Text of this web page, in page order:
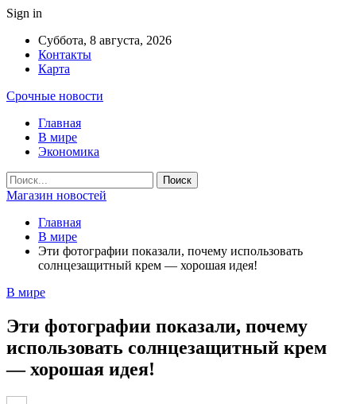
Sign in
Суббота, 8 августа, 2026
Контакты
Карта
Срочные новости
Главная
В мире
Экономика
Магазин новостей
Главная
В мире
Эти фотографии показали, почему использовать
солнцезащитный крем — хорошая идея!
В мире
Эти фотографии показали, почему
использовать солнцезащитный крем
— хорошая идея!